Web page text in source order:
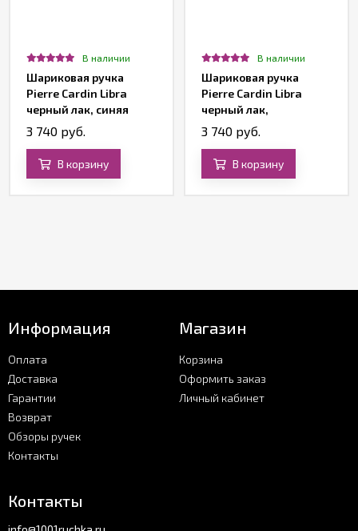
В наличии
Шариковая ручка
Pierre Cardin Libra
черный лак, синяя
вставка из акрила
3 740 руб.
В корзину
В наличии
Шариковая ручка
Pierre Cardin Libra
черный лак,
фиолетовая вставка из
акрила
3 740 руб.
В корзину
Информация
Оплата
Доставка
Гарантии
Возврат
Обзоры ручек
Контакты
Магазин
Корзина
Оформить заказ
Личный кабинет
Контакты